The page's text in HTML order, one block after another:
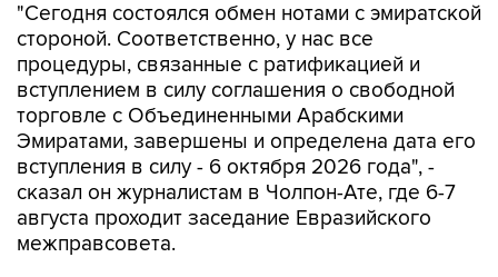
"Сегодня состоялся обмен нотами с эмиратской
стороной. Соответственно, у нас все
процедуры, связанные с ратификацией и
вступлением в силу соглашения о свободной
торговле с Объединенными Арабскими
Эмиратами, завершены и определена дата его
вступления в силу - 6 октября 2026 года", -
сказал он журналистам в Чолпон-Ате, где 6-7
августа проходит заседание Евразийского
межправсовета.